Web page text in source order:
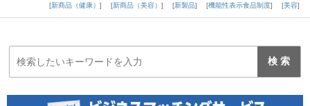
新商品（健康）
新商品（美容） 新製品 機能性表示食品制度 美容